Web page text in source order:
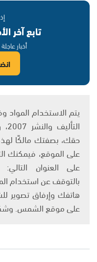
تابع آخر
أخبار
حقك، بصفتك مالكًا
على الموقع، فيمكنك
بالتوقف عن استخدام
هاتفك وإرفاق تصوير
على موقع الشمس.